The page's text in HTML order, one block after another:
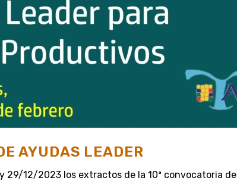
AYUDAS LEADER
29/12/2023 los extractos de la 10ª convocatoria de